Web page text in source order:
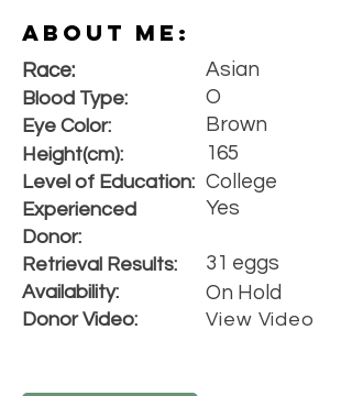
About Me:
Race:
Blood Type:
Eye Color:
Height(cm):
Level of Education:
Experienced
Donor:
Retrieval Results:
Availability:
Donor Video:
Asian
O
Brown
165
College
Yes
31 eggs
On Hold
View Video